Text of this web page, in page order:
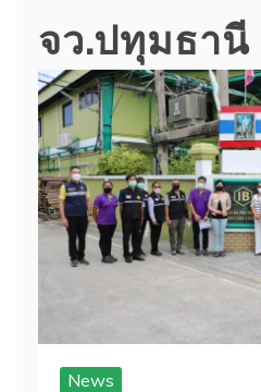
จว.ปทุมธานี
News